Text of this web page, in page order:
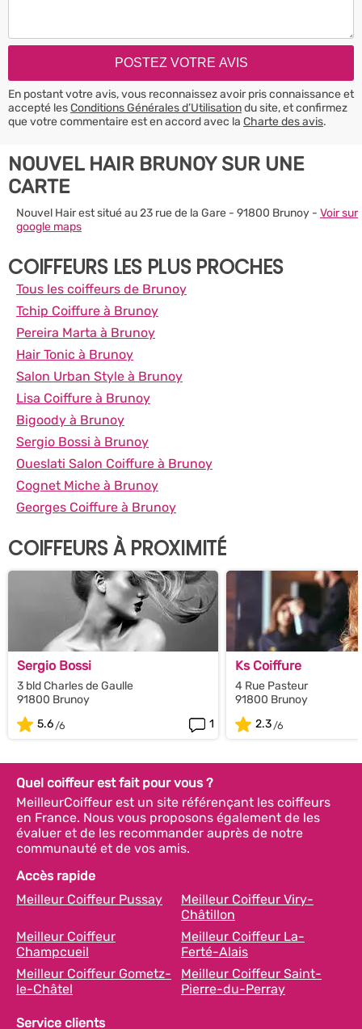
En postant votre avis, vous reconnaissez avoir pris connaissance et
accepté lesConditions Générales d’Utilisationdu site, et confirmez
que votre commentaire est en accord avec la Charte des avis.
NOUVEL HAIR BRUNOY SUR UNE
CARTE
Nouvel Hair est situé au 23 rue de la Gare - 91800 Brunoy - Voir sur
google maps
COIFFEURS LES PLUS PROCHES
Tous les coiffeurs de Brunoy
Tchip Coiffure à Brunoy
Pereira Marta à Brunoy
Hair Tonic à Brunoy
Salon Urban Style à Brunoy
Lisa Coiffure à Brunoy
Bigoody à Brunoy
Sergio Bossi à Brunoy
Oueslati Salon Coiffure à Brunoy
Cognet Miche à Brunoy
Georges Coiffure à Brunoy
COIFFEURS À PROXIMITÉ
Sergio Bossi
3 bld Charles de Gaulle
91800 Brunoy
5.6
1
Ks Coiffure
4 Rue Pasteur
91800 Brunoy
2.3
Quel coiffeur est fait pour vous ?
MeilleurCoiffeur est un site référençant les coiffeurs
en France. Nous vous proposons également de les
évaluer et de les recommander auprès de notre
communauté et de vos amis.
Accès rapide
Meilleur Coiffeur Pussay
Meilleur Coiffeur Viry-
Châtillon
Meilleur Coiffeur
Champcueil
Meilleur Coiffeur La-
Ferté-Alais
Meilleur Coiffeur Gometz-
le-Châtel
Meilleur Coiffeur Saint-
Pierre-du-Perray
Service clients